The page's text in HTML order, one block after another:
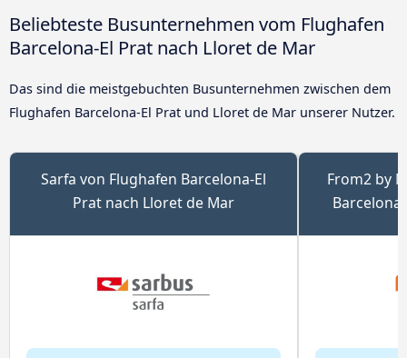
Beliebteste Busunternehmen vom Flughafen
Barcelona-El Prat nach Lloret de Mar
Das sind die meistgebuchten Busunternehmen zwischen dem
Flughafen Barcelona-El Prat und Lloret de Mar unserer Nutzer.
Sarfa von Flughafen Barcelona-El
Prat nach Lloret de Mar
From2 by